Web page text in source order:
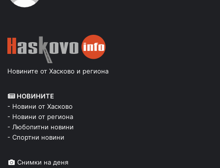
Новините от Хасково и региона
НОВИНИТЕ
- Новини от Хасково
- Новини от региона
- Любопитни новини
- Спортни новини
Снимки на деня